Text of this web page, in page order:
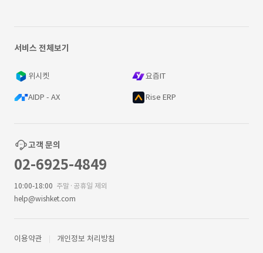
서비스 전체보기
위시켓 요즘IT
AIDP - AX Rise ERP
고객 문의
02-6925-4849
10:00-18:00 주말·공휴일 제외
help@wishket.com
이용약관 개인정보 처리방침